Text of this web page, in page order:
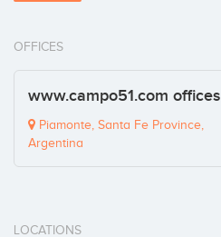
OFFICES
www.campo51.com offices
Piamonte, Santa Fe Province,
Argentina
LOCATIONS